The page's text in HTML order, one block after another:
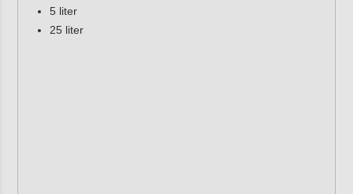
5 liter
25 liter